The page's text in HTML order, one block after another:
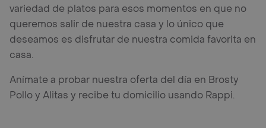
variedad de platos para esos momentos en que no
queremos salir de nuestra casa y lo único que
deseamos es disfrutar de nuestra comida favorita en
casa.
Anímate a probar nuestra oferta del día en Brosty
Pollo y Alitas y recibe tu domicilio usando Rappi.